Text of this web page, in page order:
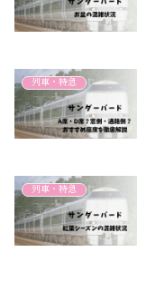
列車・特急
列車・特急